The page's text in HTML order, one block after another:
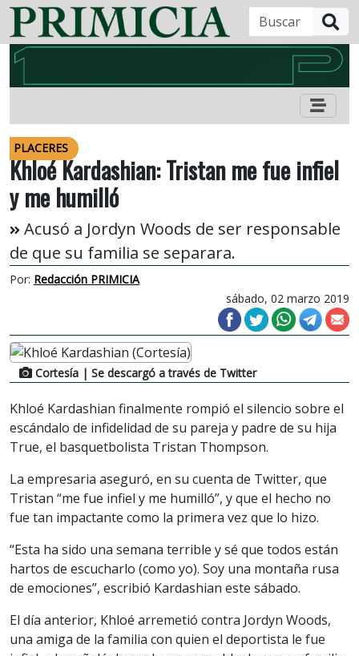
PLACERES
Khloé Kardashian: Tristan me fue infiel
y me humilló
Acusó a Jordyn Woods de ser responsable
de que su familia se separara.
Por: Redacción PRIMICIA
sábado, 02 marzo 2019
Cortesía | Se descargó a través de Twitter
Khloé Kardashian finalmente rompió el silencio sobre el
escándalo de infidelidad de su pareja y padre de su hija
True, el basquetbolista Tristan Thompson.
La empresaria aseguró, en su cuenta de Twitter, que
Tristan “me fue infiel y me humilló”, y que el hecho no
fue tan impactante como la primera vez que lo hizo.
“Esta ha sido una semana terrible y sé que todos están
hartos de escucharlo (como yo). Soy una montaña rusa
de emociones”, escribió Kardashian este sábado.
El día anterior, Khloé arremetió contra Jordyn Woods,
una amiga de la familia con quien el deportista le fue